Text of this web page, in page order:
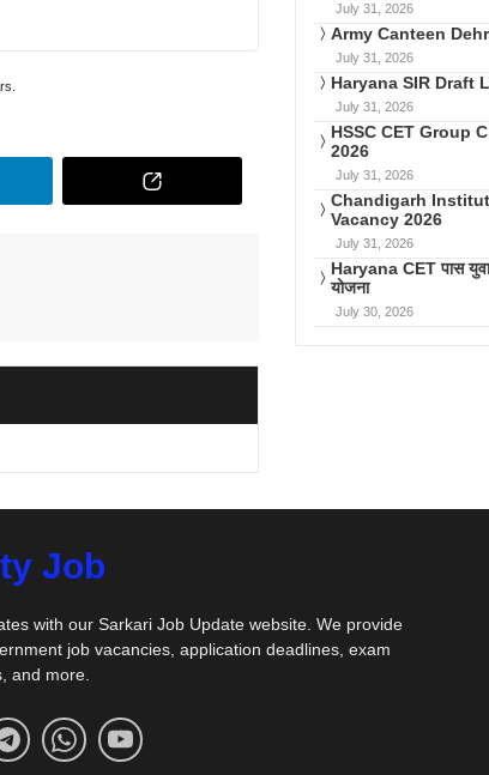
July 31, 2026
Army Canteen
July 31, 2026
Haryana SIR Draft
July 31, 2026
HSSC CET Group
2026
July 31, 2026
Chandigarh
Vacancy 2026
July 31, 2026
Haryana CET पास
योजना
July 30, 2026
Job
with our Sarkari Job Update website. We provide
job vacancies, application deadlines, exam
and more.